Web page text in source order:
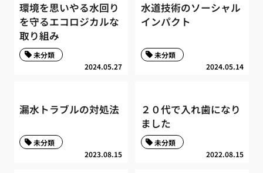
環境を思いやる水回り
を守るエコロジカルな
取り組み
2024.05.27
未分類
水道技術のソーシャル
インパクト
2024.05.14
未分類
漏水トラブルの対処法
2023.08.15
未分類
２０代で入れ歯になり
ました
2022.08.15
未分類